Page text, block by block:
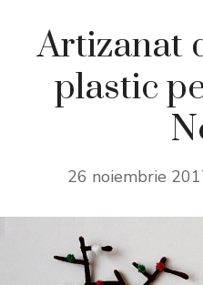
Artizanat
plastic
26 noiembrie